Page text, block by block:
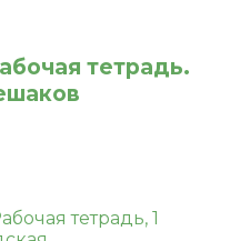
тетрадь.